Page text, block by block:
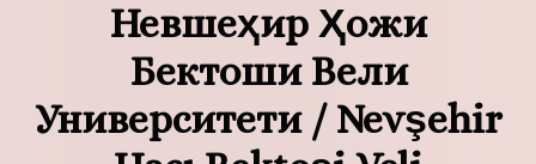
Невшеҳир Ҳожи
Бектоши Вели
Университети / Nevşehir